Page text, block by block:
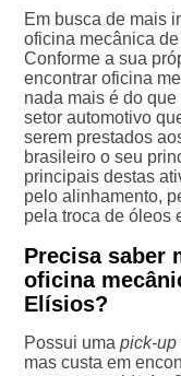
Em busca de mais
oficina mecânica
Conforme a sua
encontrar oficina
nada mais é do
setor automotivo
serem prestados
brasileiro o seu
principais destas
pelo alinhamento,
pela troca de óleos
Precisa saber
oficina
Elísios?
Possui uma pick-up
mas custa em